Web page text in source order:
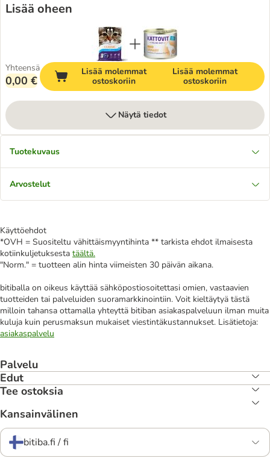
Lisää oheen
Yhteensä
0,00 €
Lisää molemmat
ostoskoriin
Lisää molemmat
ostoskoriin
Näytä tiedot
Tuotekuvaus
Arvostelut
Käyttöehdot
*OVH = Suositeltu vähittäismyyntihinta ** tarkista ehdot ilmaisesta
kotiinkuljetuksesta täältä.
"Norm." = tuotteen alin hinta viimeisten 30 päivän aikana.
bitiballa on oikeus käyttää sähköpostiosoitettasi omien, vastaavien
tuotteiden tai palveluiden suoramarkkinointiin. Voit kieltäytyä tästä
milloin tahansa ottamalla yhteyttä bitiban asiakaspalveluun ilman muita
kuluja kuin perusmaksun mukaiset viestintäkustannukset. Lisätietoja:
asiakaspalvelu
Palvelu
Edut
Tee ostoksia
Kansainvälinen
bitiba.fi / fi